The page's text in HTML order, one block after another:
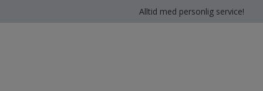
Alltid med personlig service!